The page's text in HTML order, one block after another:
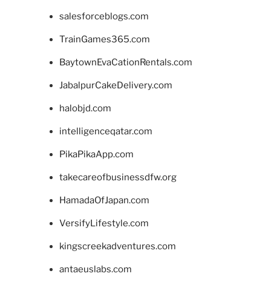
salesforceblogs.com
TrainGames365.com
BaytownEvaCationRentals.com
JabalpurCakeDelivery.com
halobjd.com
intelligenceqatar.com
PikaPikaApp.com
takecareofbusinessdfw.org
HamadaOfJapan.com
VersifyLifestyle.com
kingscreekadventures.com
antaeuslabs.com